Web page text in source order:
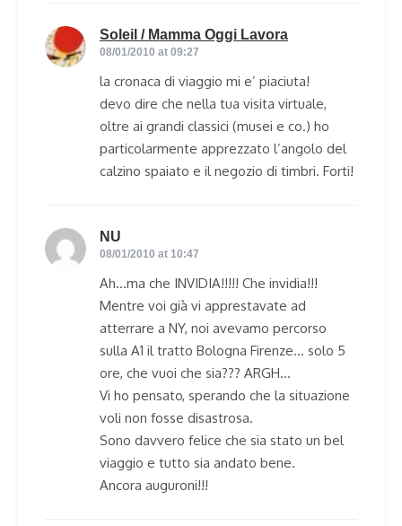
Soleil / Mamma Oggi Lavora
08/01/2010 at 09:27
la cronaca di viaggio mi e’ piaciuta!
devo dire che nella tua visita virtuale,
oltre ai grandi classici (musei e co.) ho
particolarmente apprezzato l’angolo del
calzino spaiato e il negozio di timbri. Forti!
NU
08/01/2010 at 10:47
Ah…ma che INVIDIA!!!!! Che invidia!!!
Mentre voi già vi apprestavate ad
atterrare a NY, noi avevamo percorso
sulla A1 il tratto Bologna Firenze… solo 5
ore, che vuoi che sia??? ARGH…
Vi ho pensato, sperando che la situazione
voli non fosse disastrosa.
Sono davvero felice che sia stato un bel
viaggio e tutto sia andato bene.
Ancora auguroni!!!